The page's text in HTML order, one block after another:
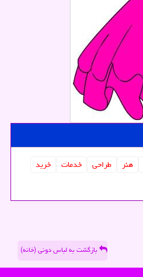
هنر طراحی خدمات
خرید
بازگشت به لباس دونی (خانه)